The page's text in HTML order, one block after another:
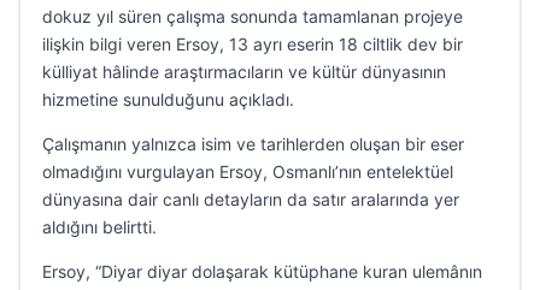
dokuz yıl süren çalışma sonunda tamamlanan projeye
ilişkin bilgi veren Ersoy, 13 ayrı eserin 18 ciltlik dev bir
külliyat hâlinde araştırmacıların ve kültür dünyasının
hizmetine sunulduğunu açıkladı.
Çalışmanın yalnızca isim ve tarihlerden oluşan bir eser
olmadığını vurgulayan Ersoy, Osmanlı’nın entelektüel
dünyasına dair canlı detayların da satır aralarında yer
aldığını belirtti.
Ersoy, “Diyar diyar dolaşarak kütüphane kuran ulemânın